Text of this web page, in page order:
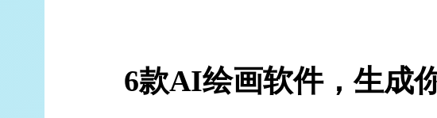
6款AI绘画软件，生成